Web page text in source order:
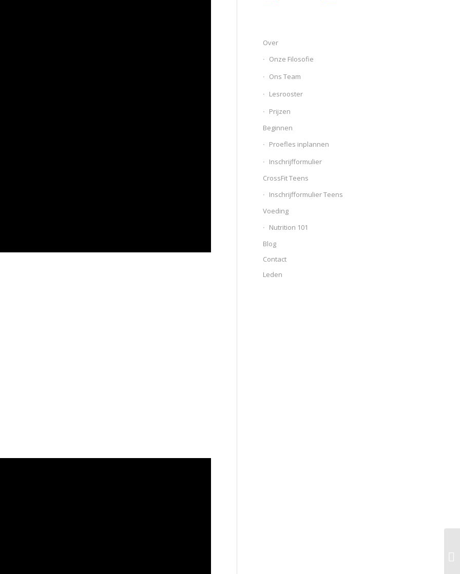
Over
Onze Filosofie
Ons Team
Lesrooster
Prijzen
Beginnen
Proefles inplannen
Inschrijfformulier
CrossFit Teens
Inschrijfformulier Teens
Voeding
Nutrition 101
Blog
Contact
Leden